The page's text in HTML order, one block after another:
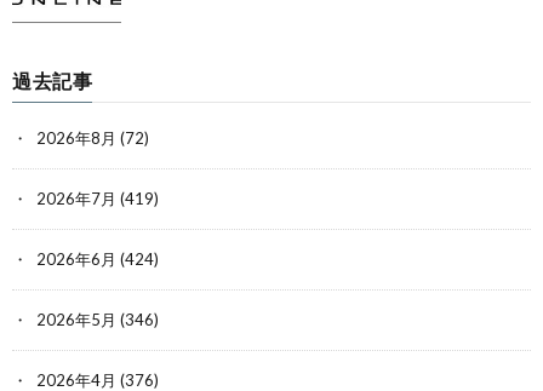
過去記事
2026年8月 (72)
2026年7月 (419)
2026年6月 (424)
2026年5月 (346)
2026年4月 (376)